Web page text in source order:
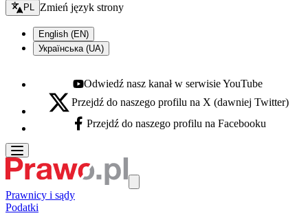
Zmień język - bieżący:
PL Zmień język strony
English (EN)
Українська (UA)
Youtube - otwiera się w nowej karcie
Odwiedź nasz kanał w serwisie YouTube
X - otwiera się w nowej karcie
Przejdź do naszego profilu na X (dawniej Twitter)
Facebook - otwiera się w nowej karcie
Przejdź do naszego profilu na Facebooku
Prawnicy i sądy
Podatki